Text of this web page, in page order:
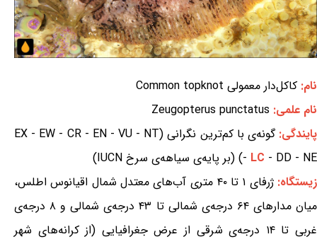
نام: کاکل‌دار معمولی Common topknot
نام علمی: Zeugopterus punctatus
پایندگی:
گونه‌ی با کم‌ترین نگرانی (EX - EW - CR - EN - VU - NT
- LC - DD - NE) (بر پایه‌ی سیاهه‌ی سرخ IUCN)
زیستگاه:
ژرفای ۱ تا ۴۰ متری آب‌های معتدل شمال اقیانوس اطلس،
میان مدارهای ۶۴ درجه‌ی شمالی تا ۴۳ درجه‌ی شمالی و ۸ درجه‌ی
غربی تا ۱۴ درجه‌ی شرقی از عرض جغرافیایی (از کرانه‌های شهر